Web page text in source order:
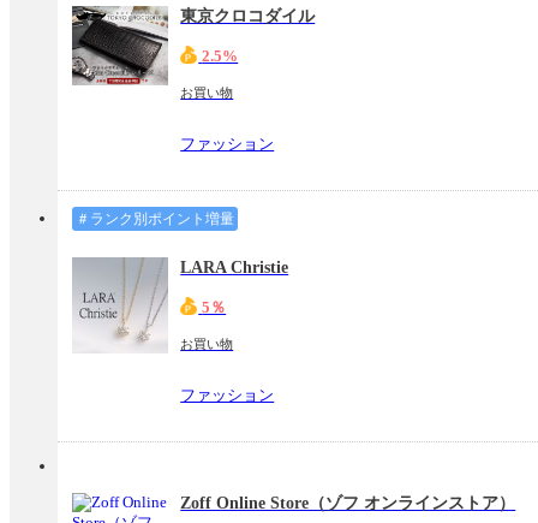
東京クロコダイル
2.5%
お買い物
ファッション
＃ランク別ポイント増量
LARA Christie
5％
お買い物
ファッション
Zoff Online Store（ゾフ オンラインストア）